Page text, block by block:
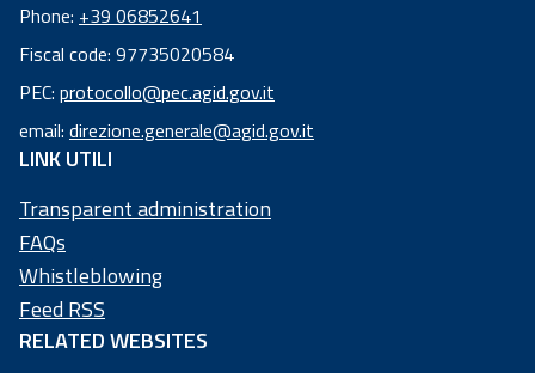
Phone: +39 06852641
Fiscal code: 97735020584
Fiscal
97
73
50
20
58
4
PEC: protocollo@pec.agid.gov.it
email: direzione.generale@agid.gov.it
LINK UTILI
Transparent administration
FAQs
Whistleblowing
Feed RSS
RELATED WEBSITES